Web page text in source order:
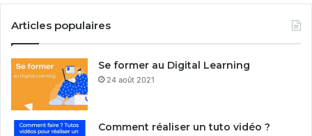
Articles populaires
Se former au Digital Learning
24 août 2021
Comment réaliser un tuto vidéo ?